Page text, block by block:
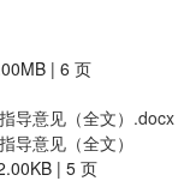
| 6 页
导意见（全文）.docx
导意见（全文）
| 5 页